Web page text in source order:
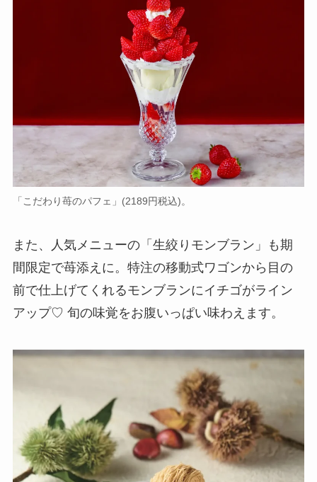
「こだわり苺のパフェ」(2189円税込)。
また、人気メニューの「生絞りモンブラン」も期
間限定で苺添えに。特注の移動式ワゴンから目の
前で仕上げてくれるモンブランにイチゴがライン
アップ♡ 旬の味覚をお腹いっぱい味わえます。